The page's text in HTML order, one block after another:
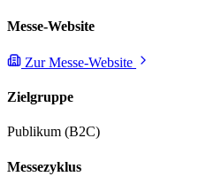
Messe-Website
Zur Messe-Website
Zielgruppe
Publikum (B2C)
Messezyklus